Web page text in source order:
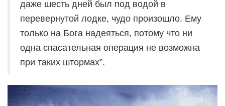
даже шесть дней был под водой в
перевернутой лодке, чудо произошло. Ему
только на Бога надеяться, потому что ни
одна спасательная операция не возможна
при таких штормах”.